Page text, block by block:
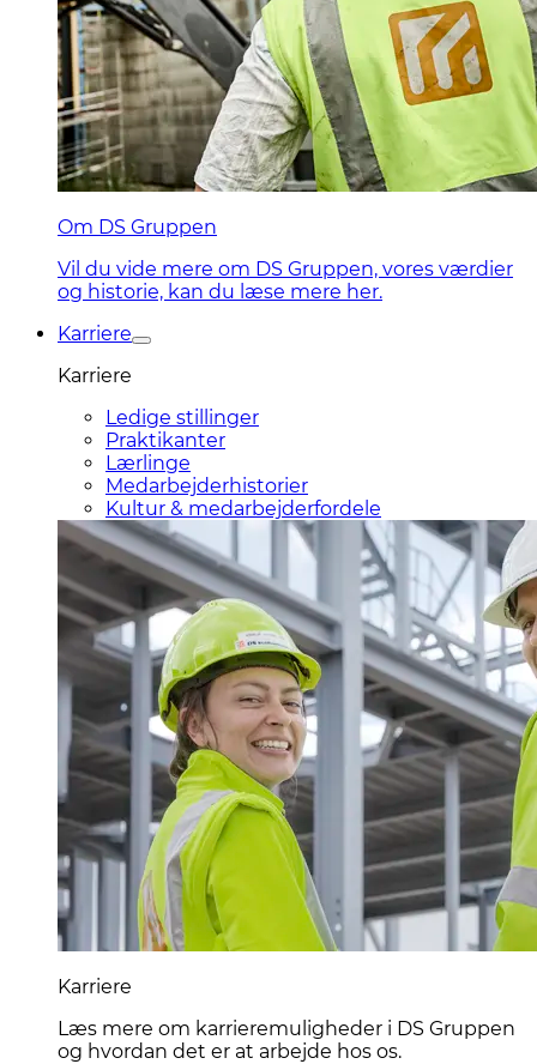
Om DS Gruppen
Vil du vide mere om DS Gruppen, vores værdier
og historie, kan du læse mere her.
Karriere
Karriere
Ledige stillinger
Praktikanter
Lærlinge
Medarbejderhistorier
Kultur & medarbejderfordele
Karriere
Læs mere om karrieremuligheder i DS Gruppen
og hvordan det er at arbejde hos os.